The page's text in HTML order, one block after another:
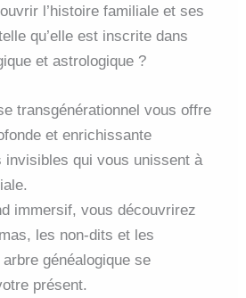
l’histoire familiale et ses
qu’elle est inscrite dans
et astrologique ?
transgénérationnel vous offre
et enrichissante
invisibles qui vous unissent à
immersif, vous découvrirez
les non-dits et les
généalogique se
présent.